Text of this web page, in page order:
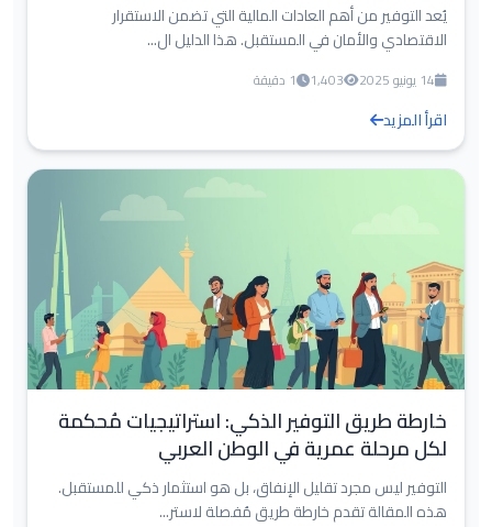
يُعد التوفير من أهم العادات المالية التي تضمن الاستقرار
الاقتصادي والأمان في المستقبل. هذا الدليل ال...
14 يونيو 2025 1,403 1 دقيقة
اقرأ المزيد
خارطة طريق التوفير الذكي: استراتيجيات مُحكمة
لكل مرحلة عمرية في الوطن العربي
التوفير ليس مجرد تقليل الإنفاق، بل هو استثمار ذكي للمستقبل.
هذه المقالة تقدم خارطة طريق مُفصلة لاستر...